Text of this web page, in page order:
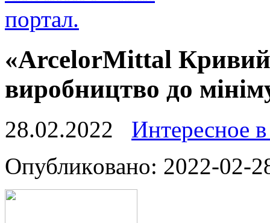
«ArcelorMittal Кривий
виробництво до
28.02.2022
Интересное
Oпубликoвaнo: 2022-02-